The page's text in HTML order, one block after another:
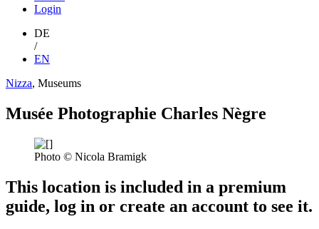
Login
DE
/
EN
Nizza, Museums
Musée Photographie Charles Nègre
Photo © Nicola Bramigk
This location is included in a premium
guide, log in or create an account to see it.